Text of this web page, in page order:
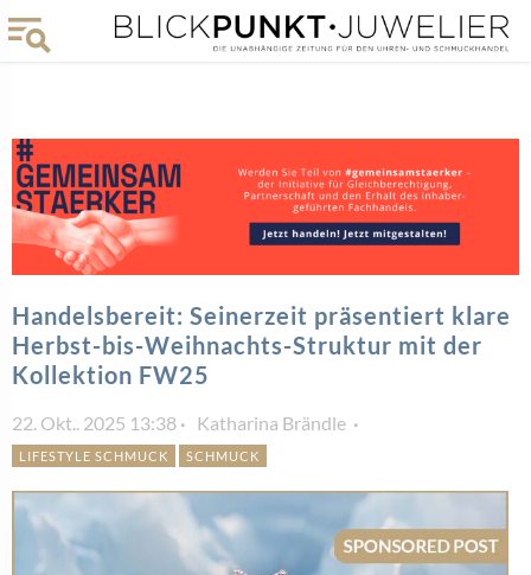
Handelsbereit: Seinerzeit präsentiert klare
Herbst-bis-Weihnachts-Struktur mit der
Kollektion FW25
22. Okt.. 2025 13:38 Katharina Brändle
LIFESTYLE SCHMUCK SCHMUCK